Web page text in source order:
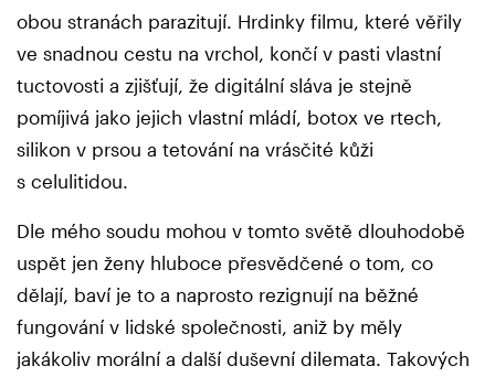
obou stranách parazitují. Hrdinky filmu, které věřily
ve snadnou cestu na vrchol, končí v pasti vlastní
tuctovosti a zjišťují, že digitální sláva je stejně
pomíjivá jako jejich vlastní mládí, botox ve rtech,
silikon v prsou a tetování na vrásčité kůži
s celulitidou.
Dle mého soudu mohou v tomto světě dlouhodobě
uspět jen ženy hluboce přesvědčené o tom, co
dělají, baví je to a naprosto rezignují na běžné
fungování v lidské společnosti, aniž by měly
jakákoliv morální a další duševní dilemata. Takových